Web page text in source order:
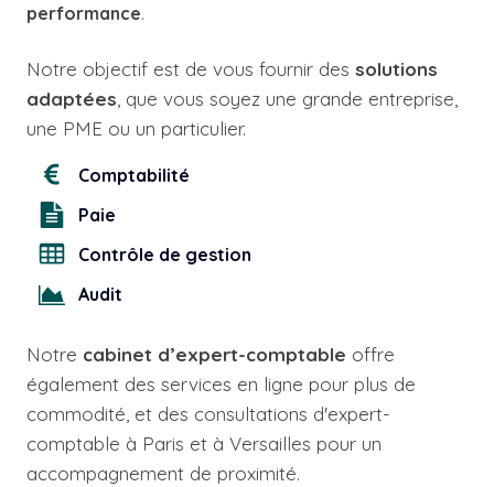
performance.
Notre objectif est de vous fournir des solutions
adaptées , que vous soyez une grande entreprise,
une PME ou un particulier.
Comptabilité
Paie
Contrôle de gestion
Audit
Notre cabinet d’expert-comptable offre
également des services en ligne pour plus de
commodité, et des consultations d'expert-
comptable à Paris et à Versailles pour un
accompagnement de proximité.